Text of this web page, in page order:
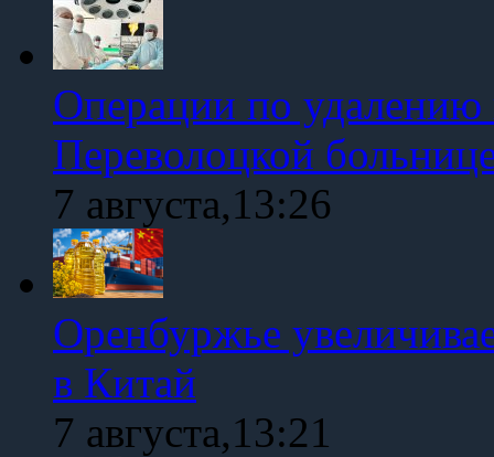
Операции по удалению
Переволоцкой
7 августа,13:26
Оренбуржье
в Китай
7 августа,13:21